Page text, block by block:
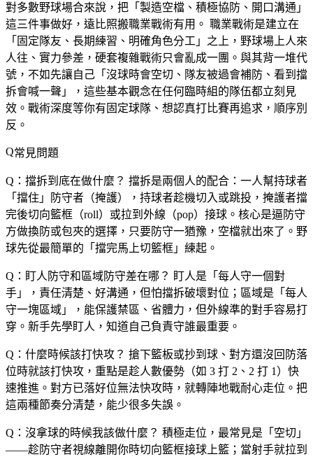
對多數野球場合來說，把「製造空檔、積極協防、開口溝通」
這三件事做好，遠比照搬職業戰術有用。 職業戰術是建立在
「固定隊友、長期練習、明確角色分工」之上，野球場上人來
人往、實力參差，硬套複雜戰術只會亂成一團。與其背一堆代
號，不如先讓自己「沒球時會空切、隊友被過會補防、看到擋
拆會喊一聲」，這些基本觀念在任何臨時組的隊伍都立刻見
效。戰術深度等你有固定球隊、想認真打比賽再追求，順序別
反。
常見問題
Q：擋拆到底在做什麼？ 擋拆是兩個人的配合：一人幫持球者
「擋住」防守者（掩護），持球者趁機切入或跳投，掩護者擋
完後切向籃框（roll）或拉到外線（pop）接球。核心是逼防守
方做換防或包夾的選擇，只要防守一猶豫，空檔就出來了。野
球先從最簡單的「擋完馬上切籃框」練起。
Q：盯人防守和區域防守差在哪？ 盯人是「每人守一個對
手」，責任清楚、好溝通，但怕擋拆破壞對位；區域是「每人
守一塊區域」，能保護禁區、省體力，但外線準的對手容易打
穿。新手先學盯人，知道自己負責守誰最重要。
Q：什麼時候該打快攻？ 搶下籃板或抄到球、對方還沒回防落
位時就該打快攻，重點是趁人數優勢（如 3 打 2、2 打 1）快
速推進。對方已落好位無法快攻時，就轉陣地戰耐心走位。把
這兩種節奏分清楚，能少很多失誤。
Q：沒拿球的時候我該做什麼？ 積極走位，最常見是「空切」
——趁防守者視線離開你時切向籃框接球上籃；當射手就拉到